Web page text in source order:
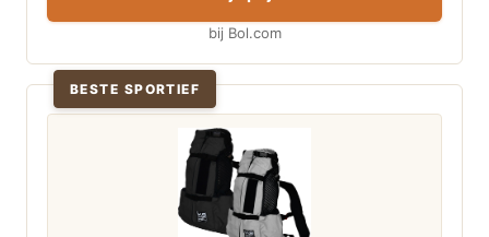
bij Bol.com
BESTE SPORTIEF